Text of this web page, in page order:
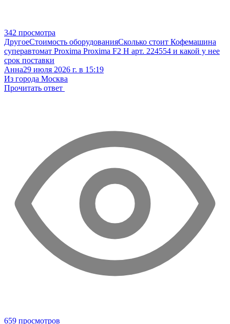
342 просмотра
ДругоеСтоимость оборудованияСколько стоит Кофемашина
суперавтомат Proxima Proxima F2 H арт. 224554 и какой у нее
срок поставки
Анна29 июля 2026 г. в 15:19
Из города Москва
Прочитать ответ
659 просмотров